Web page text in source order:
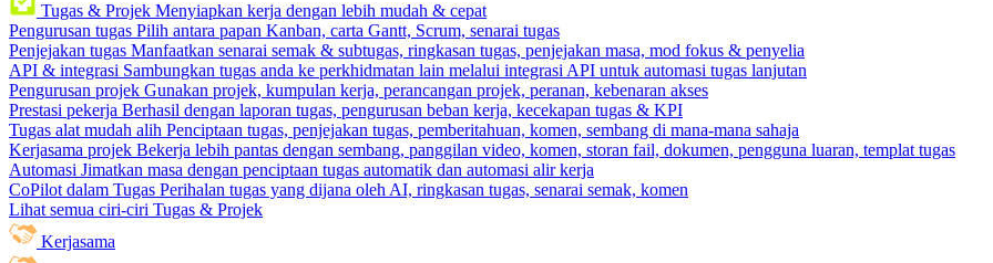
Tugas & Projek Menyiapkan kerja dengan lebih mudah & cepat
Pengurusan tugas Pilih antara papan Kanban, carta Gantt, Scrum, senarai tugas
Penjejakan tugas Manfaatkan senarai semak & subtugas, ringkasan tugas, penjejakan masa, mod fokus & penyelia
API & integrasi Sambungkan tugas anda ke perkhidmatan lain melalui integrasi API untuk automasi tugas lanjutan
Pengurusan projek Gunakan projek, kumpulan kerja, perancangan projek, peranan, kebenaran akses
Prestasi pekerja Berhasil dengan laporan tugas, pengurusan beban kerja, kecekapan tugas & KPI
Tugas alat mudah alih Penciptaan tugas, penjejakan tugas, pemberitahuan, komen, sembang di mana-mana sahaja
Kerjasama projek Bekerja lebih pantas dengan sembang, panggilan video, komen, storan fail, dokumen, pengguna luaran, templat tugas
Automasi Jimatkan masa dengan penciptaan tugas automatik dan automasi alir kerja
CoPilot dalam Tugas Perihalan tugas yang dijana oleh AI, ringkasan tugas, senarai semak, komen
Lihat semua ciri-ciri Tugas & Projek
Kerjasama